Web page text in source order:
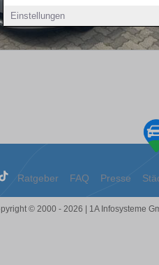
Einstellungen
Ratgeber FAQ Presse
© 2000 - 2026 | 1A Infosysteme